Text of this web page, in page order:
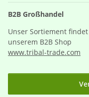
B2B Großhandel
Unser Sortiement
unserem B2B Shop
www.tribal-trade.com